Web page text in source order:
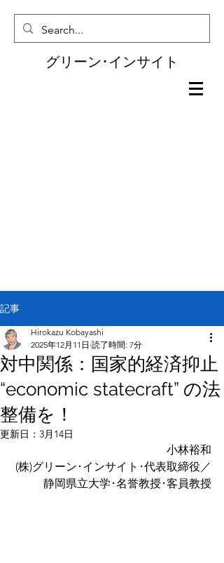
グリーン･インサイト
記事
対中関係：国家的経済抑止
“economic statecraft” の法
整備を！
Hirokazu Kobayashi
2025年12月11日 読了時間: 7分
更新日： 3月14日
小林裕和
(株)グリーン･インサイト･代表取締役／
静岡県立大学･名誉教授･客員教授